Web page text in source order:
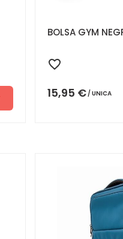
BOLSA GYM
15,95 € UNICA